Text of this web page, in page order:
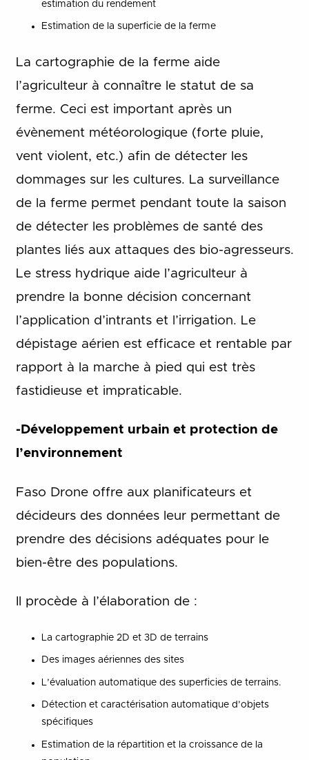
estimation du rendement
Estimation de la superficie de la ferme
La cartographie de la ferme aide
l’agriculteur à connaître le statut de sa
ferme. Ceci est important après un
évènement météorologique (forte pluie,
vent violent, etc.) afin de détecter les
dommages sur les cultures. La surveillance
de la ferme permet pendant toute la saison
de détecter les problèmes de santé des
plantes liés aux attaques des bio-agresseurs.
Le stress hydrique aide l’agriculteur à
prendre la bonne décision concernant
l’application d’intrants et l’irrigation. Le
dépistage aérien est efficace et rentable par
rapport à la marche à pied qui est très
fastidieuse et impraticable.
-Développement urbain et protection de
l’environnement
Faso Drone offre aux planificateurs et
décideurs des données leur permettant de
prendre des décisions adéquates pour le
bien-être des populations.
Il procède à l’élaboration de :
La cartographie 2D et 3D de terrains
Des images aériennes des sites
L’évaluation automatique des superficies de terrains.
Détection et caractérisation automatique d’objets
spécifiques
Estimation de la répartition et la croissance de la